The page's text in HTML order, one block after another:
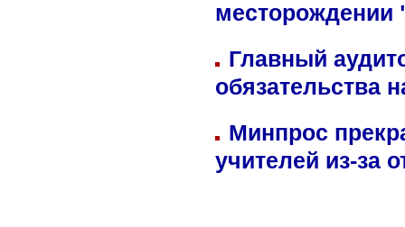
Главный
обязательства
Минпрос
учителей из-за